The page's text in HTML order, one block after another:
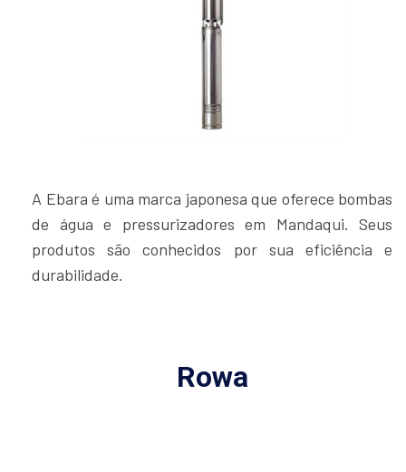
A Ebara é uma marca japonesa que oferece bombas
de água e pressurizadores em Mandaqui. Seus
produtos são conhecidos por sua eficiência e
durabilidade.
Rowa